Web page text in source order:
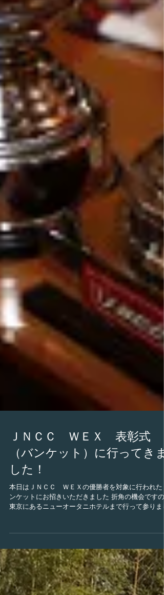
ＪＮＣＣ ＷＥＸ 表彰式
（バンケット）に行ってきま
した！